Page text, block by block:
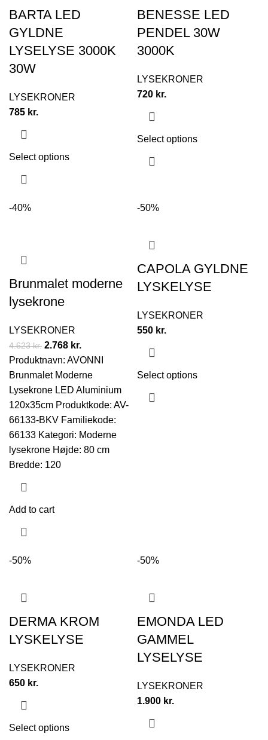
BARTA LED
GYLDNE
LYSELYSE 3000K
30W
LYSEKRONER
785 kr.
Select options
BENESSE LED
PENDEL 30W
3000K
LYSEKRONER
720 kr.
Select options
-40%
Brunmalet moderne
lysekrone
LYSEKRONER
4.623kr. 2.768 kr.
Produktnavn: AVONNI
Brunmalet Moderne
Lysekrone LED Aluminium
120x35cm Produktkode: AV-
66133-BKV Familiekode:
66133 Kategori: Moderne
lysekrone Højde: 80 cm
Bredde: 120
Add to cart
-50%
CAPOLA GYLDNE
LYSKELYSE
LYSEKRONER
550 kr.
Select options
-50%
DERMA KROM
LYSKELYSE
LYSEKRONER
650 kr.
Select options
-50%
EMONDA LED
GAMMEL
LYSELYSE
LYSEKRONER
1.900 kr.